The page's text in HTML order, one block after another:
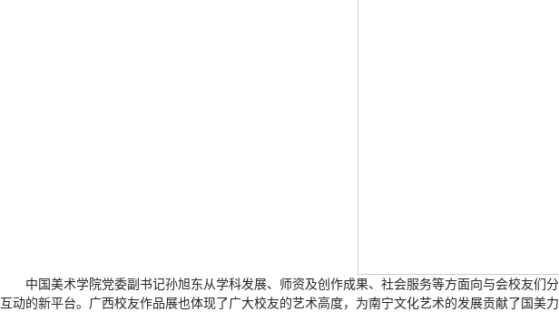
中国美术学院党委副书记孙旭东从学科发展、师资及创作成果、社会服务等方面向与会校友
互动的新平台。广西校友作品展也体现了广大校友的艺术高度，为南宁文化艺术的发展贡献了国